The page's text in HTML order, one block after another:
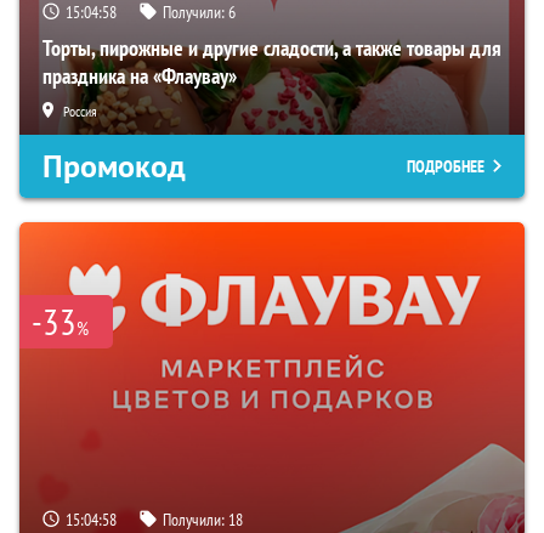
15:04:57 Получили:6
Торты, пирожные и другие сладости, а также товары для
праздника на «Флаувау»
Россия
Промокод ПОДРОБНЕЕ
-33%
15:04:57 Получили: 18